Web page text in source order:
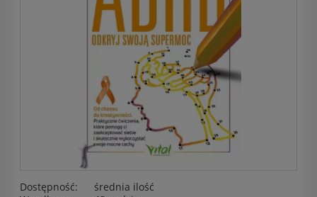
Dostępność:
średnia ilość